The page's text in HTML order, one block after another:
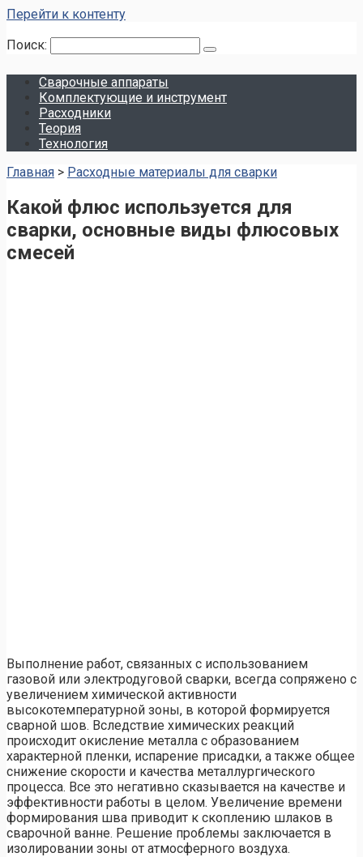
Перейти к контенту
Поиск:
Сварочные аппараты
Комплектующие и инструмент
Расходники
Теория
Технология
Главная > Расходные материалы для сварки
Какой флюс используется для
сварки, основные виды флюсовых
смесей
Выполнение работ, связанных с использованием
газовой или электродуговой сварки, всегда сопряжено с
увеличением химической активности
высокотемпературной зоны, в которой формируется
сварной шов. Вследствие химических реакций
происходит окисление металла с образованием
характерной пленки, испарение присадки, а также общее
снижение скорости и качества металлургического
процесса. Все это негативно сказывается на качестве и
эффективности работы в целом. Увеличение времени
формирования шва приводит к скоплению шлаков в
сварочной ванне. Решение проблемы заключается в
изолировании зоны от атмосферного воздуха.